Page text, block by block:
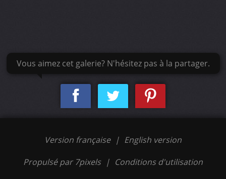
Vous aimez cet galerie? N'hésitez pas à la partager.
Version française | English version
Propulsé par 7pixels | Conditions d'utilisation